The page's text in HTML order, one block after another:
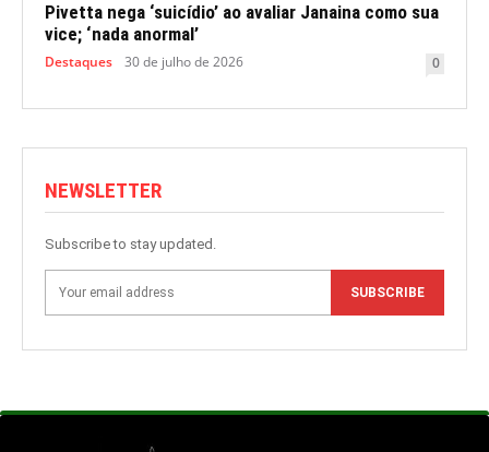
Pivetta nega ‘suicídio’ ao avaliar Janaina como sua
vice; ‘nada anormal’
Destaques 30 de julho de 2026 0
NEWSLETTER
Subscribe to stay updated.
SUBSCRIBE